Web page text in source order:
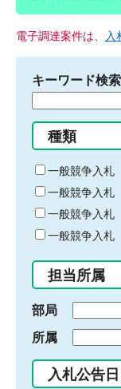
電子調達案件は、 入
キーワード検索
る
キ
ー
ワ
ー
ド
入
力
種類
一般競争入札
一般競争入札
一般競争入札
一般競争入札
担当所属
部局
所属
入札公告日